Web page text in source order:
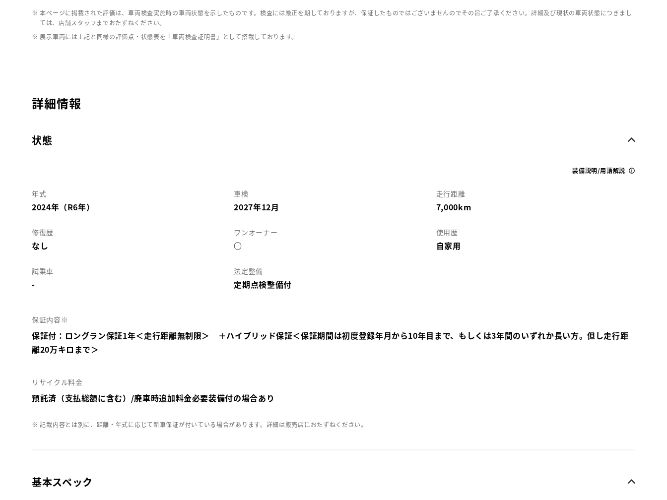
※ 本ページに掲載された評価は、車両検査実施時の車両状態を示したものです。検査には厳正を期しておりますが、保証したものではございませんのでその旨ご了承ください。詳細及び現状の車両状態につきまし
ては、店舗スタッフまでおたずねください。
※ 展示車両には上記と同様の評価点・状態表を「車両検査証明書」として搭載しております。
詳細情報
状態
装備説明/用語解説
年式
2024年（R6年）
車検
2027年12月
走行距離
7,000km
修復歴
なし
ワンオーナー
○
使用歴
自家用
試乗車
-
法定整備
定期点検整備付
保証内容※
保証付：ロングラン保証1年＜走行距離無制限＞ ＋ハイブリッド保証＜保証期間は初度登録年月から10年目まで、もしくは3年間のいずれか長い方。但し走行距
離20万キロまで＞
リサイクル料金
預託済（支払総額に含む）/廃車時追加料金必要装備付の場合あり
※ 記載内容とは別に、距離・年式に応じて新車保証が付いている場合があります。詳細は販売店におたずねください。
基本スペック